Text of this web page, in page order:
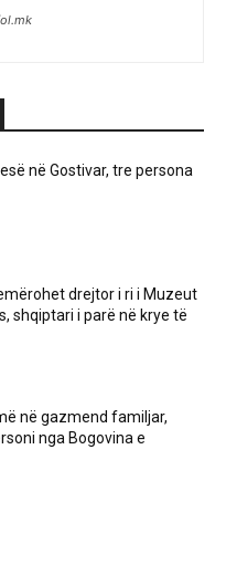
në Gostivar, tre persona
drejtor i ri i Muzeut
shqiptari i parë në krye të
në gazmend familjar,
nga Bogovina e